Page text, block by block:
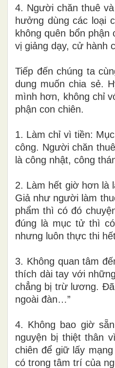
4. Người chăn thuê
hưởng dùng các loại
không quên bổn
vị giảng dạy, cử hành
Tiếp đến chúng ta
dung muốn chia sẻ.
mình hơn, không chỉ
phận con chiên.
1. Làm chỉ vì tiền:
công. Người chăn
là công nhật, công
2. Làm hết giờ hơn là
Giả như người làm
phẩm thì có đó
đúng là mục tử thì
nhưng luôn thực thi
3. Không quan tâm
thích dài tay với
chẳng bị trừ lương.
ngoài đàn…”
4. Không bao giờ
nguyện bị thiệt thân
chiên để giữ lấy
có trong tâm trí của